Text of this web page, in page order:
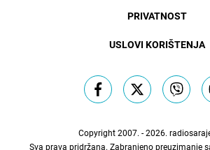
PRIVATNOST
USLOVI KORIŠTENJA
Copyright 2007. - 2026.
Sva prava pridržana. Zabranjeno preuzimanje